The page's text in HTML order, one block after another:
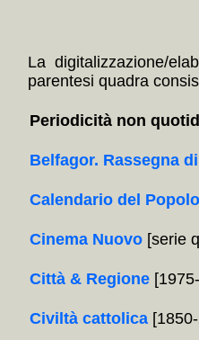
La digitalizzazione/
parentesi quadra
Periodicità non
Belfagor. Rassegna
Calendario del Popolo
Cinema Nuovo [serie
Città & Regione
Civiltà cattolica